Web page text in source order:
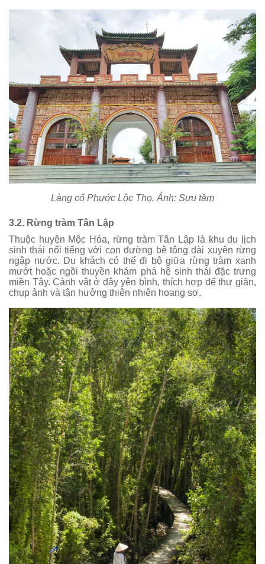
Làng cổ Phước Lộc Thọ. Ảnh: Sưu tầm
3.2. Rừng tràm Tân Lập
Thuộc huyện Mộc Hóa, rừng tràm Tân Lập là khu du lịch
sinh thái nổi tiếng với con đường bê tông dài xuyên rừng
ngập nước. Du khách có thể đi bộ giữa rừng tràm xanh
mướt hoặc ngồi thuyền khám phá hệ sinh thái đặc trưng
miền Tây. Cảnh vật ở đây yên bình, thích hợp để thư giãn,
chụp ảnh và tận hưởng thiên nhiên hoang sơ.